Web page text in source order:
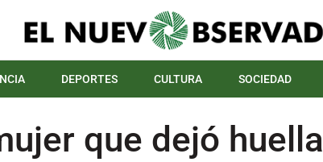
DEPORTES CULTURA SOCIEDAD
que dejó huella